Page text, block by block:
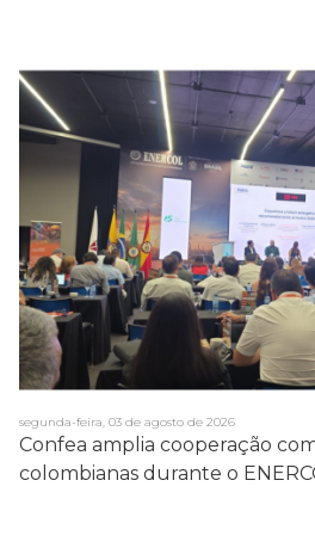
segunda-feira, 03 de agosto de 2026
Confea amplia cooperação
colombianas durante o